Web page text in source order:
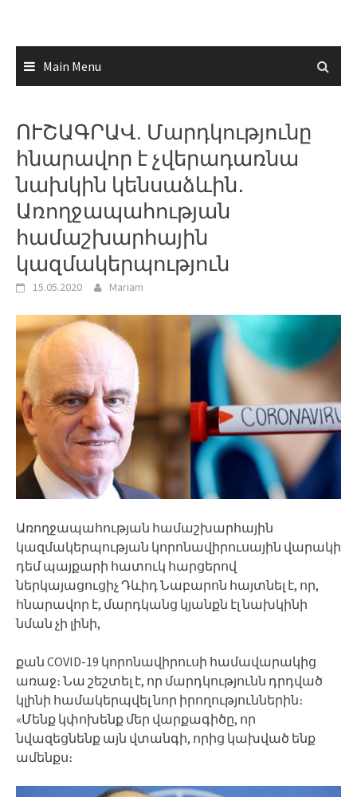
Main Menu
ՈՒՇԱԳՐԱՎ. Մարդկությունը
հնարավոր է չվերադառնա
նախկին կենսաձևին․
Առողջապահության
համաշխարհային
կազմակերպություն
15.05.2020 Mariam
Առողջապահության համաշխարհային
կազմակերպության կորոնավիրուսային վարակի
դեմ պայքարի հատուկ հարցերով
ներկայացուցիչ Դևիդ Նաբարոն հայտնել է, որ,
հնարավոր է, մարդկանց կյանքն էլ նախկինի
նման չի լինի,
քան COVID-19 կորոնավիրուսի համավարակից
առաջ։ Նա շեշտել է, որ մարդկությունն դրդված
կլինի համակերպվել նոր իրողություններին։
«Մենք կփոխենք մեր վարքագիծը, որ
նվազեցնենք այն վտանգի, որից կախված ենք
ամենքս։